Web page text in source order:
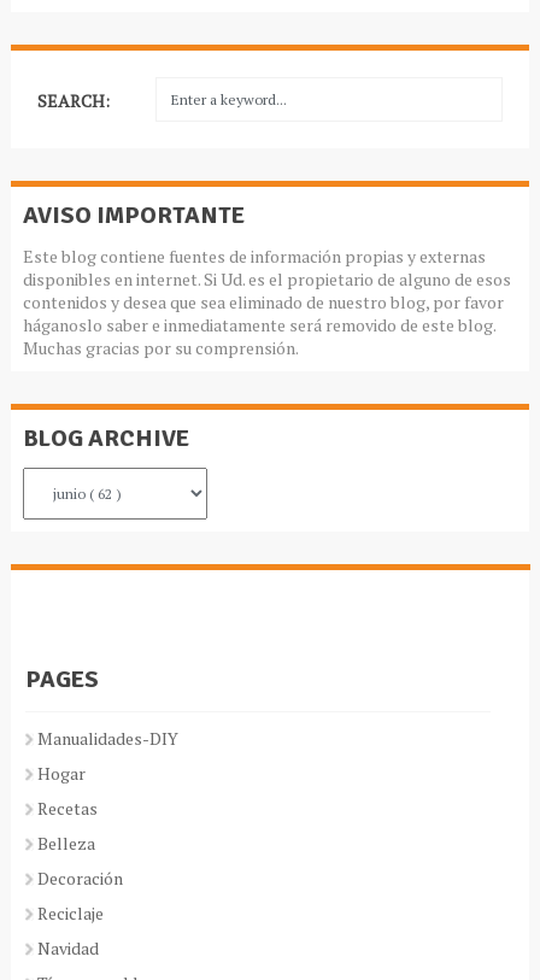
SEARCH:
AVISO IMPORTANTE
Este blog contiene fuentes de información propias y externas
disponibles en internet. Si Ud. es el propietario de alguno de esos
contenidos y desea que sea eliminado de nuestro blog, por favor
háganoslo saber e inmediatamente será removido de este blog.
Muchas gracias por su comprensión.
BLOG ARCHIVE
PAGES
Manualidades-DIY
Hogar
Recetas
Belleza
Decoración
Reciclaje
Navidad